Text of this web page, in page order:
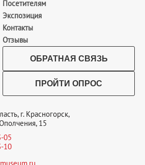
Посетителям
Экспозиция
Контакты
Отзывы
ОБРАТНАЯ СВЯЗЬ
ПРОЙТИ ОПРОС
г. Красногорск,
15
05
10